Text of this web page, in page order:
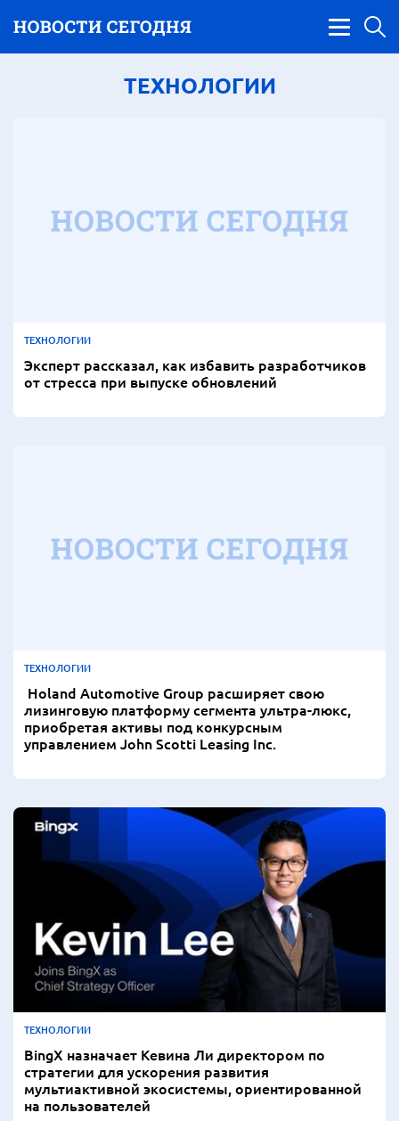
ТЕХНОЛОГИИ
ТЕХНОЛОГИИ
Эксперт рассказал, как избавить разработчиков
от стресса при выпуске обновлений
ТЕХНОЛОГИИ
Holand Automotive Group расширяет свою
лизинговую платформу сегмента ультра-люкс,
приобретая активы под конкурсным
управлением John Scotti Leasing Inc.
ТЕХНОЛОГИИ
BingX назначает Кевина Ли директором по
стратегии для ускорения развития
мультиактивной экосистемы, ориентированной
на пользователей